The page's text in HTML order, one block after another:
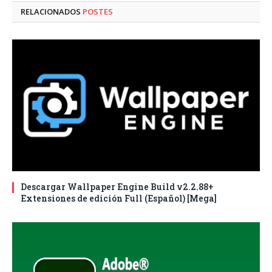
RELACIONADOS POSTES
Descargar Wallpaper Engine Build v2.2.88+
Extensiones de edición Full (Español) [Mega]